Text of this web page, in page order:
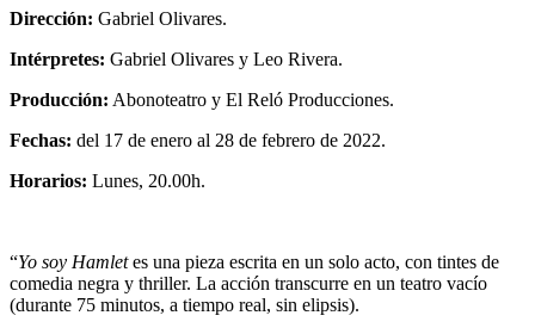
Dirección: Gabriel Olivares.
Intérpretes: Gabriel Olivares y Leo Rivera.
Producción: Abonoteatro y El Reló Producciones.
Fechas: del 17 de enero al 28 de febrero de 2022.
Horarios: Lunes, 20.00h.
“Yo soy Hamletes una pieza escrita en un solo acto, con tintes de
comedia negra y thriller. La acción transcurre en un teatro vacío
(durante 75 minutos, a tiempo real, sin elipsis).